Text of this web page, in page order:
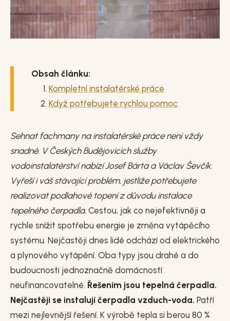
Obsah článku:
Kompletní instalatérské práce
Když potřebujete rychlou pomoc
Sehnat fachmany na instalatérské práce není vždy
snadné. V Českých Budějovicích služby
vodoinstalatérství nabízí Josef Bárta a Václav Ševčík.
Vyřeší i váš stávající problém, jestliže potřebujete
realizovat podlahové topení z důvodu instalace
tepelného čerpadla. Cestou, jak co nejefektivněji a
rychle snížit spotřebu energie je změna vytápěcího
systému. Nejčastěji dnes lidé odchází od elektrického
a plynového vytápění. Oba typy jsou drahé a do
budoucnosti jednoznačně domácností
neufinancovatelné. Řešením jsou tepelná čerpadla.
Nejčastěji se instalují čerpadla vzduch-voda. Patří
mezi nejlevnější řešení. K výrobě tepla si berou 80 %